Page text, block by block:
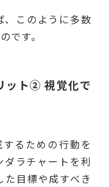
、このように多数
です。
ット② 視覚化で
るための行動を
ラチャートを利
目標や成すべき